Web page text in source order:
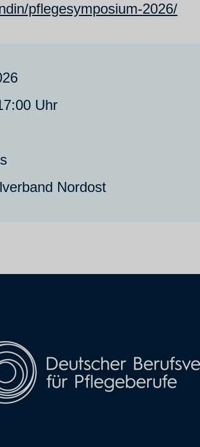
pflegesymposium-2026/
Uhr
Nordost